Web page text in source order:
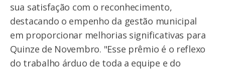
sua satisfação com o reconhecimento,
destacando o empenho da gestão municipal
em proporcionar melhorias significativas para
Quinze de Novembro. "Esse prêmio é o reflexo
do trabalho árduo de toda a equipe e do